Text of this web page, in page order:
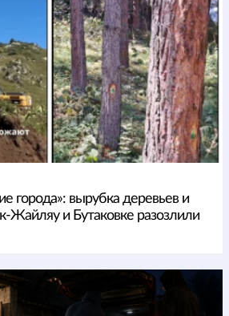
города»: вырубка деревьев и
Жайляу и Бутаковке разозлили